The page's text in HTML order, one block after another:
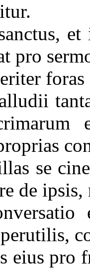
pro
se
de
eius pro